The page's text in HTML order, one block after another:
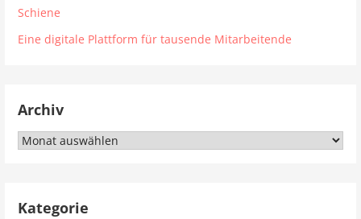
Schiene
Eine digitale Plattform für tausende Mitarbeitende
Archiv
Archiv
Kategorie